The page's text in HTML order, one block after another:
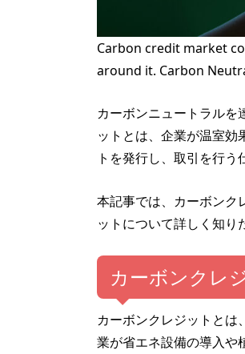
Carbon credit market
around it. Carbon
カーボンニュートラル
ットとは、企業が温室効
トを発行し、取引を行う
本記事では、カーボンク
ットについて詳しく知り
カーボンクレ
カーボンクレジットと
業が省エネ設備の導入や